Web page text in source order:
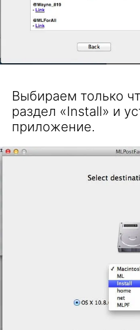
Выбираем только
раздел «Install» и
приложение.